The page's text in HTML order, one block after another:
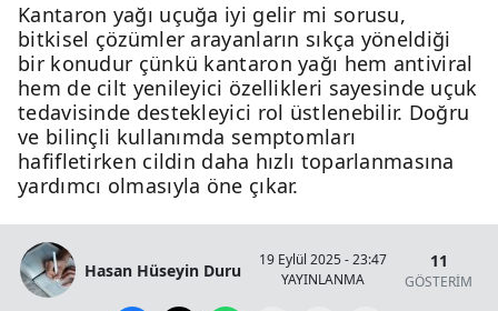
Kantaron yağı uçuğa iyi gelir mi sorusu,
bitkisel çözümler arayanların sıkça yöneldiği
bir konudur çünkü kantaron yağı hem antiviral
hem de cilt yenileyici özellikleri sayesinde uçuk
tedavisinde destekleyici rol üstlenebilir. Doğru
ve bilinçli kullanımda semptomları
hafifletirken cildin daha hızlı toparlanmasına
yardımcı olmasıyla öne çıkar.
Hasan Hüseyin Duru
19 Eylül 2025 - 23:47
YAYINLANMA
11
GÖSTERİM